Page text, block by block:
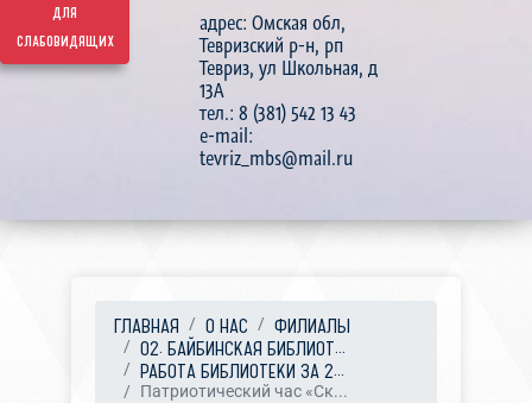
для
слабовидящих
адрес: Омская обл,
Тевризский р-н, рп
Тевриз, ул Школьная, д
13А
тел.: 8 (381) 542 13 43
e-mail:
tevriz_mbs@mail.ru
ГЛАВНАЯ О НАС
ФИЛИАЛЫ
02. БАЙБИНСКАЯ БИБЛИОТ...
РАБОТА БИБЛИОТЕКИ ЗА 2...
Патриотический час «Ск...